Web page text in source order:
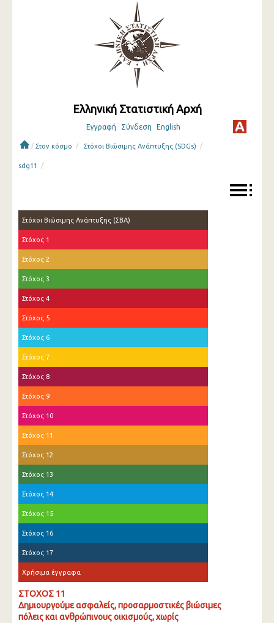
Ελληνική Στατιστική Αρχή
Εγγραφή Σύνδεση English
/ Στον κόσμο / Στόχοι Βιώσιμης Ανάπτυξης (SDGs) /
sdg11 /
Στόχοι Βιώσιμης Ανάπτυξης (ΣΒΑ)
Στόχος 1
Στόχος 2
Στόχος 3
Στόχος 4
Στόχος 5
Στόχος 6
Στόχος 7
Στόχος 8
Στόχος 9
Στόχος 10
Στόχος 11
Στόχος 12
Στόχος 13
Στόχος 14
Στόχος 15
Στόχος 16
Στόχος 17
Χρήσιμα έγγραφα
ΣΤΟΧΟΣ 11
Δημιουργούμε ασφαλείς, προσαρμοστικές βιώσιμες
πόλεις και ανθρώπινους οικισμούς, χωρίς